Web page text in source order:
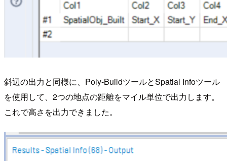
斜辺の出力と同様に、Poly-BuildツールとSpatial Infoツール
を使用して、2つの地点の距離をマイル単位で出力します。
これで高さを出力できました。